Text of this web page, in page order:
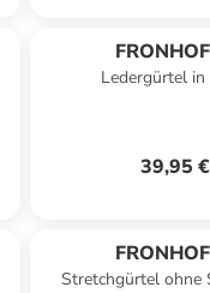
Ledergürtel in
39,95 €
Stretchgürtel ohne